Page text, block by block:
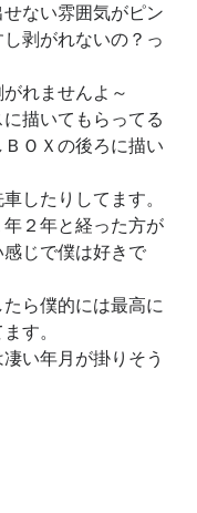
ない雰囲気がピン
剥がれないの？っ
れませんよ～
描いてもらってる
ＯＸの後ろに描い
したりしてます。
２年と経った方が
じで僕は好きで
ら僕的には最高に
す。
い年月が掛りそう